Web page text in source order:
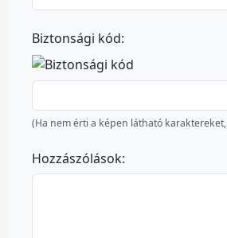
Biztonsági kód:
(Ha nem érti a képen látható karaktereket,
Hozzászólások: